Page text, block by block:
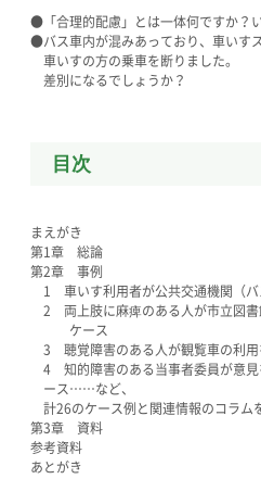
●「合理的配慮」とは一体何ですか？
●バス車内が混みあっており、車いす
車いすの方の乗車を断りました。
差別になるでしょうか？
目次
まえがき
第1章 総論
第2章 事例
1 車いす利用者が公共交通機関（
2 両上肢に麻痺のある人が市立図
ケース
3 聴覚障害のある人が観覧車の利用
4 知的障害のある当事者委員が意
ース……など、
計26のケース例と関連情報のコラム
第3章 資料
参考資料
あとがき